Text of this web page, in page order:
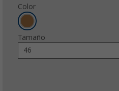
Color
Tamaño
46